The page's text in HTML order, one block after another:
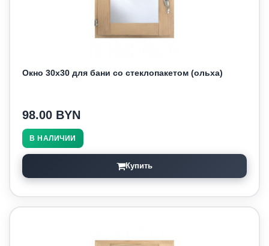
Окно 30х30 для бани со стеклопакетом (ольха)
98.00 BYN
В НАЛИЧИИ
Купить